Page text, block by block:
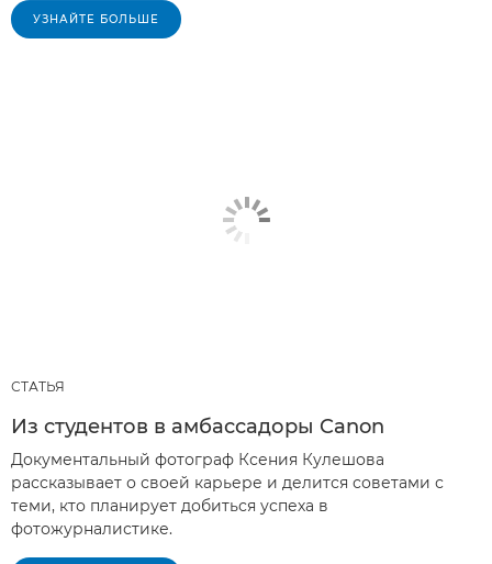
УЗНАЙТЕ БОЛЬШЕ
СТАТЬЯ
Из студентов в амбассадоры Canon
Документальный фотограф Ксения Кулешова
рассказывает о своей карьере и делится советами с
теми, кто планирует добиться успеха в
фотожурналистике.